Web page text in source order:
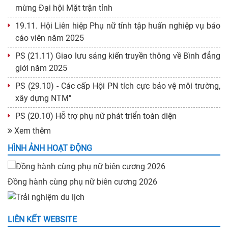
Ban hành: 20/04/2026
38/KH-BTV
Kế hoạch tổ chức giao lưu Văn hóa - Văn nghệ năm 2026
Ban hành: 14/04/2026
37/KH-BTV
Kế hoạch kiểm tra, giám sát năm 2026
Ban hành: 14/04/2026
08/HD-BTV
Hướng dẫn thực hiện Cuộc vận động "Xây dựng gia đình
5 không, 3 sạch, 3 an" giai đoạn 2026-2030
Ban hành: 14/04/2026
03/Ctr-BCH
Chương trình kiểm tra, giám sát của BCH Hội LHPN tỉnh,
nhiệm kỳ 2025-2030
Ban hành: 14/04/2026
34/KH-BTV
Kế hoạch Tổ chức Cuộc thi "Phụ nữ khởi nghiệp cấp tỉnh"
mừng Đại hội Mặt trận tỉnh
19.11. Hội Liên hiệp Phụ nữ tỉnh tập huấn nghiệp vụ báo
cáo viên năm 2025
PS (21.11) Giao lưu sáng kiến truyền thông về Bình đẳng
giới năm 2025
PS (29.10) - Các cấp Hội PN tích cực bảo vệ môi trường,
xây dựng NTM"
PS (20.10) Hỗ trợ phụ nữ phát triển toàn diện
Xem thêm
HÌNH ẢNH HOẠT ĐỘNG
Đồng hành cùng phụ nữ biên cương 2026
Đồng hành cùng phụ nữ biên cương 2026
Đồng hành cùng phụ nữ biên cương 2026
Đồng hành cùng phụ nữ biên cương 2026
đại hội PN toàn quốc
LIÊN KẾT WEBSITE